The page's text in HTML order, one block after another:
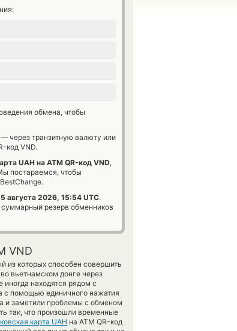
обмена, чтобы
— через транзитную валюту или
код VND.
UAH на ATM QR-код VND,
постараемся, чтобы
5 августа 2026, 15:54 UTC.
суммарный резерв обменников
VND
из которых способен совершить
вьетнамском донге через
находятся рядом с
с помощью единичного нажатия
и заметили проблемы с обменом
так, что произошли временные
карта UAH на ATM QR-код